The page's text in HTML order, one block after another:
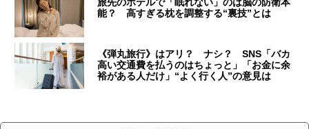
能？ 高すぎる枕を調整する“裏技”とは
《弾丸旅行》はアリ？ ナシ？ SNS「バカ
高い交通費を払うのはちょっと」「お金に余
裕がある人だけ」“よく行く人”の意見は